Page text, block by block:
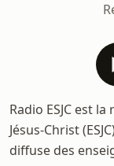
Radio ESJC est
Jésus-Christ
diffuse des